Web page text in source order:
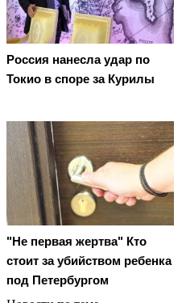
Россия нанесла удар по
Токио в споре за Курилы
"Не первая жертва" Кто
стоит за убийством ребенка
под Петербургом